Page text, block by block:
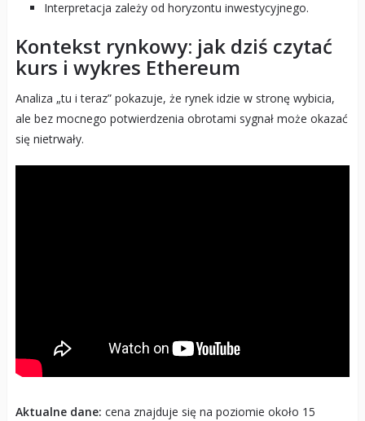
Interpretacja zależy od horyzontu inwestycyjnego.
Kontekst rynkowy: jak dziś czytać
kurs i wykres Ethereum
Analiza „tu i teraz” pokazuje, że rynek idzie w stronę wybicia,
ale bez mocnego potwierdzenia obrotami sygnał może okazać
się nietrwały.
Aktualne dane: cena znajduje się na poziomie około 15